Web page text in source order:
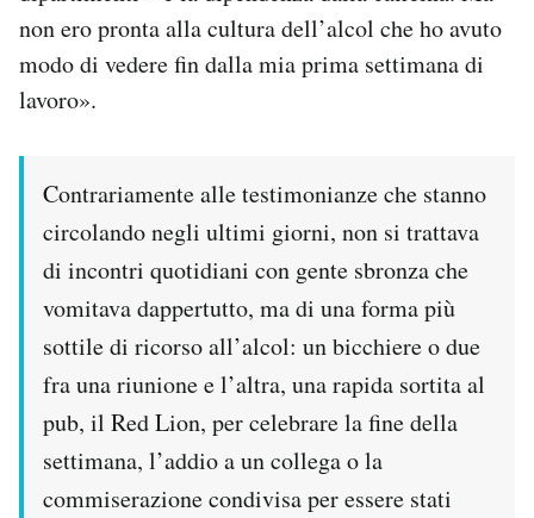
non ero pronta alla cultura dell’alcol che ho avuto
modo di vedere fin dalla mia prima settimana di
lavoro».
Contrariamente alle testimonianze che stanno
circolando negli ultimi giorni, non si trattava
di incontri quotidiani con gente sbronza che
vomitava dappertutto, ma di una forma più
sottile di ricorso all’alcol: un bicchiere o due
fra una riunione e l’altra, una rapida sortita al
pub, il Red Lion, per celebrare la fine della
settimana, l’addio a un collega o la
commiserazione condivisa per essere stati